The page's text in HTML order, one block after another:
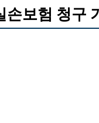
손보험 청구